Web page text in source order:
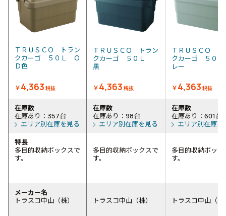
ＴＲＵＳＣＯ トラン
クカーゴ ５０Ｌ Ｏ
Ｄ色
￥4,363 税抜
ＴＲＵＳＣＯ トラン
クカーゴ ５０Ｌ
黒
￥4,363 税抜
ＴＲＵＳＣＯ ト
クカーゴ ５０
レー
￥4,363 税抜
在庫数
在庫あり：357台
エリア別在庫を見る
在庫数
在庫あり：98台
エリア別在庫を見る
在庫数
在庫あり：601台
エリア別在庫を
特長
多目的収納ボックスで
す。
多目的収納ボックスで
す。
多目的収納ボック
す。
メーカー名
トラスコ中山（株）
トラスコ中山（株） トラスコ中山（株